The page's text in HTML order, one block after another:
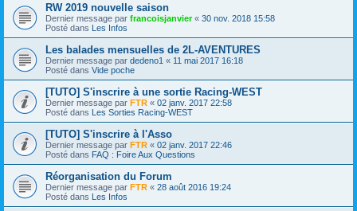
RW 2019 nouvelle saison
Dernier message par francoisjanvier« 30 nov. 2018 15:58
Posté dans Les Infos
Les balades mensuelles de 2L-AVENTURES
Dernier message par dedeno1 « 11 mai 2017 16:18
Posté dans Vide poche
[TUTO] S'inscrire à une sortie Racing-WEST
Dernier message par FTR « 02 janv. 2017 22:58
Posté dans Les Sorties Racing-WEST
[TUTO] S'inscrire à l'Asso
Dernier message par FTR « 02 janv. 2017 22:46
Posté dans FAQ : Foire Aux Questions
Réorganisation du Forum
Dernier message par FTR « 28 août 2016 19:24
Posté dans Les Infos